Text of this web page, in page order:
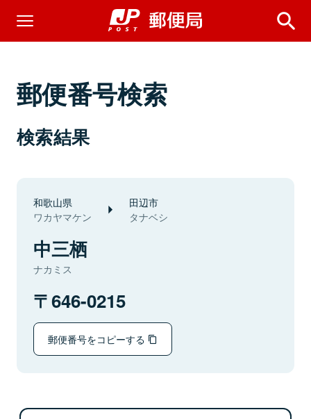
郵便番号検索
検索結果
和歌山県
ワカヤマケン
田辺市
タナベシ
中三栖
ナカミス
646-0215
郵便番号をコピーする